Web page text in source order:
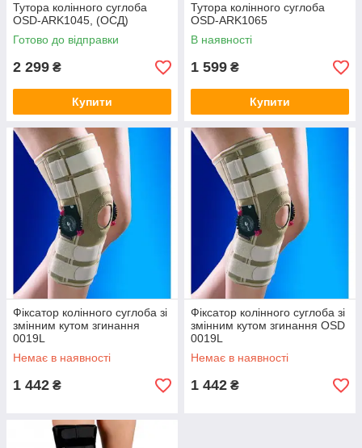
Тутора колінного суглоба
OSD-ARK1045, (ОСД)
Готово до відправки
2 299 ₴
Купити
Тутора колінного суглоба
OSD-ARK1065
В наявності
1 599 ₴
Купити
Фіксатор колінного суглоба зі
змінним кутом згинання
0019L
Немає в наявності
1 442 ₴
Фіксатор колінного суглоба зі
змінним кутом згинання OSD
0019L
Немає в наявності
1 442 ₴